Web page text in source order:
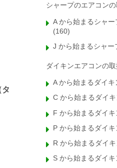
シャープのエアコン
A から始まるシャ
(160)
J から始まるシャー
ダイキンエアコンの
A から始まるダイ
C から始まるダイ
F から始まるダイ
P から始まるダイ
R から始まるダイ
S から始まるダイ